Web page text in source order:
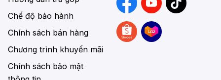
Hướng dẫn trả góp
Chế độ bảo hành
Chính sách bán hàng
Chương trình khuyến mãi
Chính sách bảo mật